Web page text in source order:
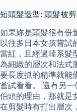
短頭髮造型: 頭髮被
如果妳是頭髮很有份
以往多日本女孩嘗試
當紅，且經過韓系髮
為細緻的層次和法式
要長度抓的精準就能
嘗試看看。 還有另
伯頭的理由，那就是
在剪髮時有打出層次